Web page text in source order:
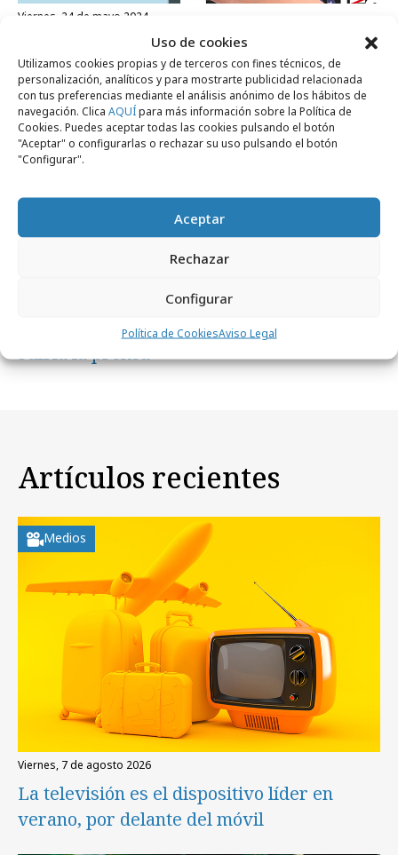
Uso de cookies
Utilizamos cookies propias y de terceros con fines técnicos, de
personalización, analíticos y para mostrarte publicidad relacionada
con tus preferencias mediante el análisis anónimo de los hábitos de
navegación. Clica AQUÍpara más información sobre la Política de
Cookies. Puedes aceptar todas las cookies pulsando el botón
"Aceptar" o configurarlas o rechazar su uso pulsando el botón
"Configurar".
Aceptar
Rechazar
Configurar
Política de CookiesAviso Legal
viernes, 24 de mayo 2024
Nace EL PAÍS US, la voz de los latinos en
Estados Unidos
Medios
Fin de una discriminación histórica que
sufría la prensa
Artículos recientes
Medios
viernes, 7 de agosto 2026
La televisión es el dispositivo líder en
verano, por delante del móvil